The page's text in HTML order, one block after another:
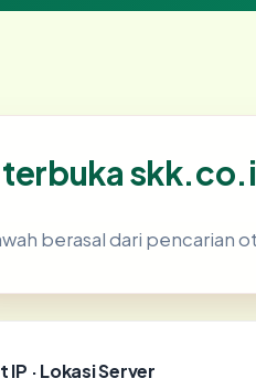
berasal dari pencarian
IP · Lokasi Server